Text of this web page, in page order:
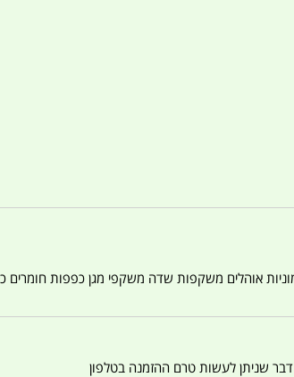
אוהלים משקפות שדה משקפי מגן כפפות חומרים
דבר שניתן לעשות טרם ההזמנה בטלפון